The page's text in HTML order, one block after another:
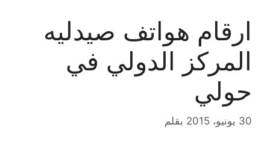
ارقام هواتف صيدليه
المركز الدولي في
حولي
30 يونيو، 2015 بقلم